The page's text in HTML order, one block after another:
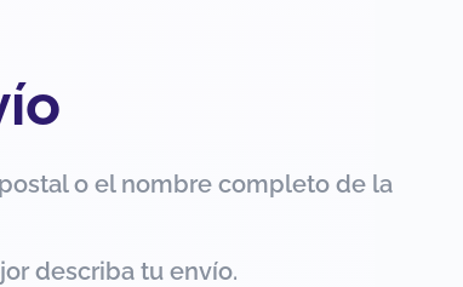
o el nombre completo de la
describa tu envío.